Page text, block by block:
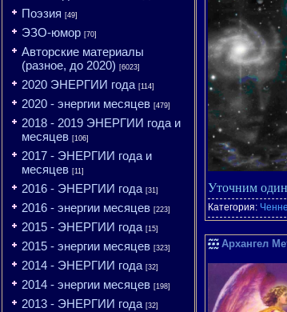
Поэзия [49]
ЭЗО-юмор [70]
Авторские материалы
(разное, до 2020) [6023]
2020 ЭНЕРГИИ года [114]
2020 - энергии месяцев [479]
2018 - 2019 ЭНЕРГИИ года и
месяцев [106]
2017 - ЭНЕРГИИ года и
месяцев [11]
2016 - ЭНЕРГИИ года [31]
2016 - энергии месяцев [223]
2015 - ЭНЕРГИИ года [15]
2015 - энергии месяцев [323]
2014 - ЭНЕРГИИ года [32]
2014 - энергии месяцев [198]
2013 - ЭНЕРГИИ года [32]
Уточним
Категория:
Архангел